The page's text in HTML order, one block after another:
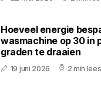
Hoeveel energie
wasmachine op 30 in
graden te draaien
19 juni 2026 2 min